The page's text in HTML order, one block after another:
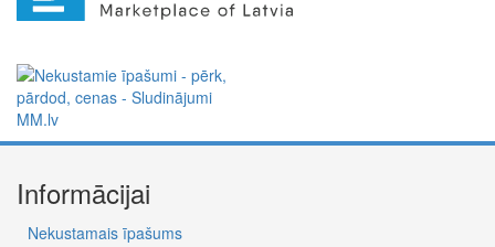
Informācijai
Nekustamais īpašums